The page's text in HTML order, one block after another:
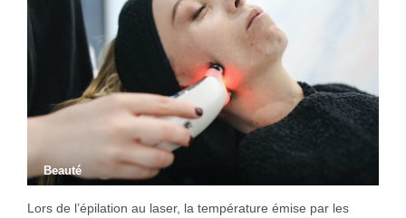
Beauté
Lors de l’épilation au laser, la température émise par les